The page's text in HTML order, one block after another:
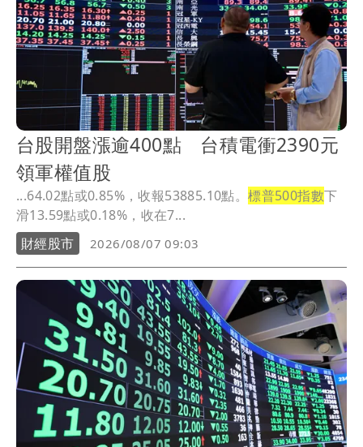
台股開盤漲逾400點 台積電衝2390元
領軍權值股
...64.02點或0.85%，收報53885.10點。標普500指數下
滑13.59點或0.18%，收在7...
財經股市
2026/08/07 09:03